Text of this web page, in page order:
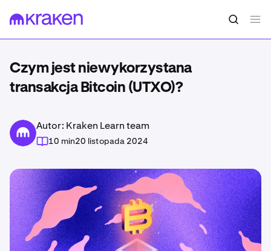
Czym jest niewykorzystana
transakcja Bitcoin (UTXO)?
Autor: Kraken Learn team
10 min20 listopada 2024